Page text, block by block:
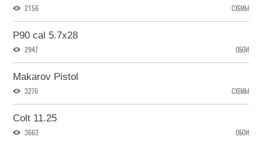
2156 СХЕМЫ
P90 cal 5.7x28
2947 ОБОИ
Makarov Pistol
3276 СХЕМЫ
Colt 11.25
3663 ОБОИ